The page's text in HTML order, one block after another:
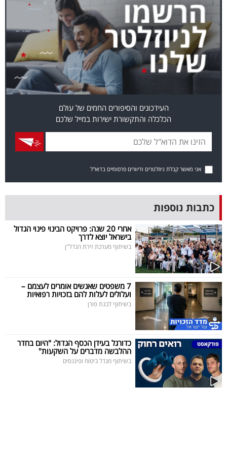
מייל
אדום
אחרינו:
העידכונים והסיפורים החמים של עולם
הכלכלה והתקשורת ישירות במייל שלכם
אני מאשר קבלת ניוזלטרים ודיוורים פרסומיים בדוא"ל
כתבות נוספות
אחרי 20 שנה: פרויקט הבינוי פינוי הגדול
בישראל יוצא לדרך
בשיתוף מערכת זירת הנדל"ן
7 משפטים שאנשים אומרים לעצמם –
ועלולים לעלות להם בזכויות רפואיות
בשיתוף לבנת פורן
כדורגל בעידן הכסף הגדול: "היום בחדר
ההלבשה מדברים על השקעות"
בשיתוף מגדל ביטוח ופיננסים